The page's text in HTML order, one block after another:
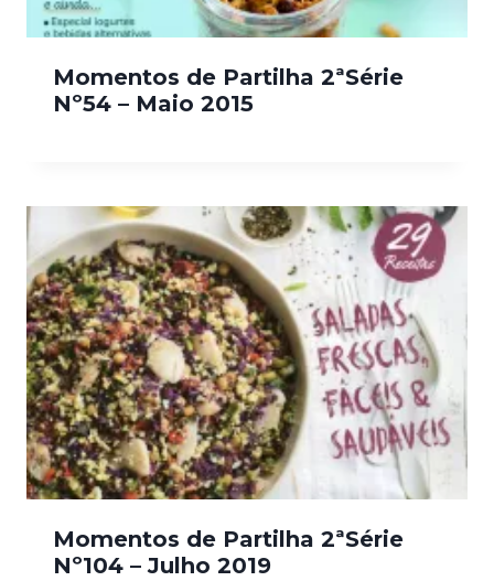
Momentos de Partilha 2ªSérie
Nº54 – Maio 2015
Momentos de Partilha 2ªSérie
Nº104 – Julho 2019